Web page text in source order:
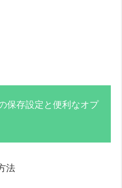
保存設定と便利なオプ
法